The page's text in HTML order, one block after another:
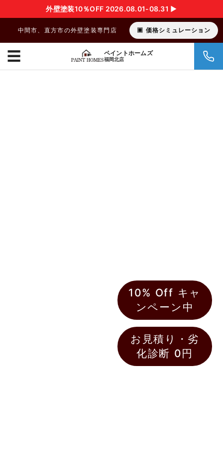
外壁塗装10％OFF 2026.08.01-08.31 ▶︎
中間市、直方市の外壁塗装専門店 価格シミュレーション
ペイントホームズ
福岡北店
☰
10% Off キャ
ンペーン中
お見積り・劣
化診断 0円